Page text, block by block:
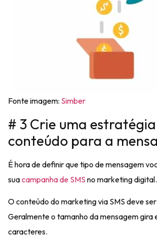
Fonte imagem: Simber
# 3 Crie uma
conteúdo para a
É hora de definir que tipo de mensagem
suacampanha de SMS no marketing digital.
O conteúdo do marketing via SMS deve ser
Geralmente o tamanho da mensagem gira
caracteres.